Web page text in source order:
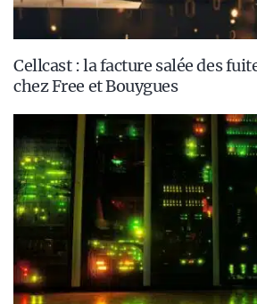
Cellcast : la facture salée des
chez Free et Bouygues